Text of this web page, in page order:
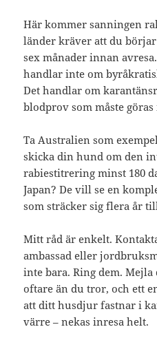
Här kommer sanningen
länder kräver att du
sex månader innan
handlar inte om
Det handlar om
blodprov som måste
Ta Australien som
skicka din hund om den
rabiestitrering minst 180
Japan? De vill se en
som sträcker sig flera år
Mitt råd är enkelt.
ambassad eller
inte bara. Ring dem. Mejla
oftare än du tror, och ett
att ditt husdjur fastnar i
värre – nekas inresa helt.